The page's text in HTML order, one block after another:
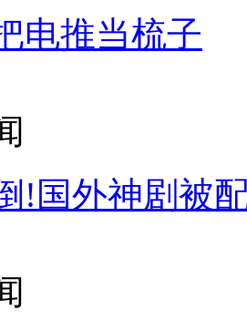
电推当梳子
!国外神剧被